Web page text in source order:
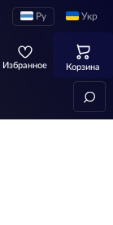
Укр
Ру
Избранное Корзина